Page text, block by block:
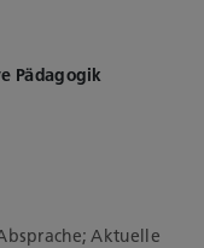
Pädagogik
Aktuelle